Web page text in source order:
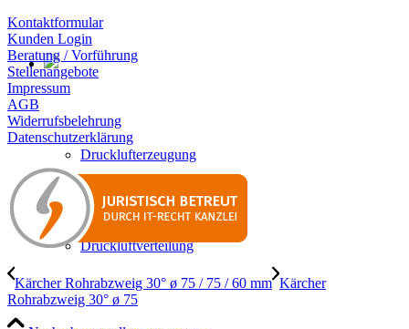
Drucklufterzeugung
Druckluftverteilung
Kontaktformular
Kunden Login
Beratung / Vorführung
Stellenangebote
Impressum
AGB
Widerrufsbelehrung
Datenschutzerklärung
Kärcher Rohrabzweig 30° ø 75 / 75 / 60 mm Kärcher
Rohrabzweig 30° ø 75